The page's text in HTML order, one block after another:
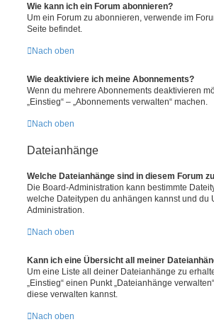
Wie kann ich ein Forum abonnieren?
Um ein Forum zu abonnieren, verwende im
Seite befindet.
Nach oben
Wie deaktiviere ich meine Abonnements?
Wenn du mehrere Abonnements deaktivieren
„Einstieg“ – „Abonnements verwalten“ machen.
Nach oben
Dateianhänge
Welche Dateianhänge sind in diesem Forum
Die Board-Administration kann bestimmte
welche Dateitypen du anhängen kannst und du
Administration.
Nach oben
Kann ich eine Übersicht all meiner
Um eine Liste all deiner Dateianhänge zu
„Einstieg“ einen Punkt „Dateianhänge
diese verwalten kannst.
Nach oben